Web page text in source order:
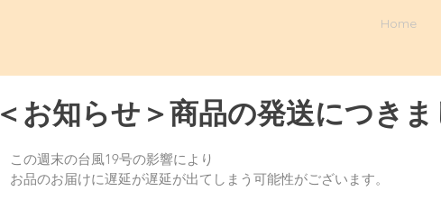
Home
＜お知らせ＞商品の発送につき
この週末の台風19号の影響により
お品のお届けに遅延が遅延が出てしまう可能性がございます。